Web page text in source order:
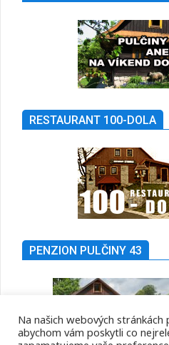
RESTAURANT 100-DOLA
PENZION PULČINY 43
Na našich webových
abychom vám poskytli co